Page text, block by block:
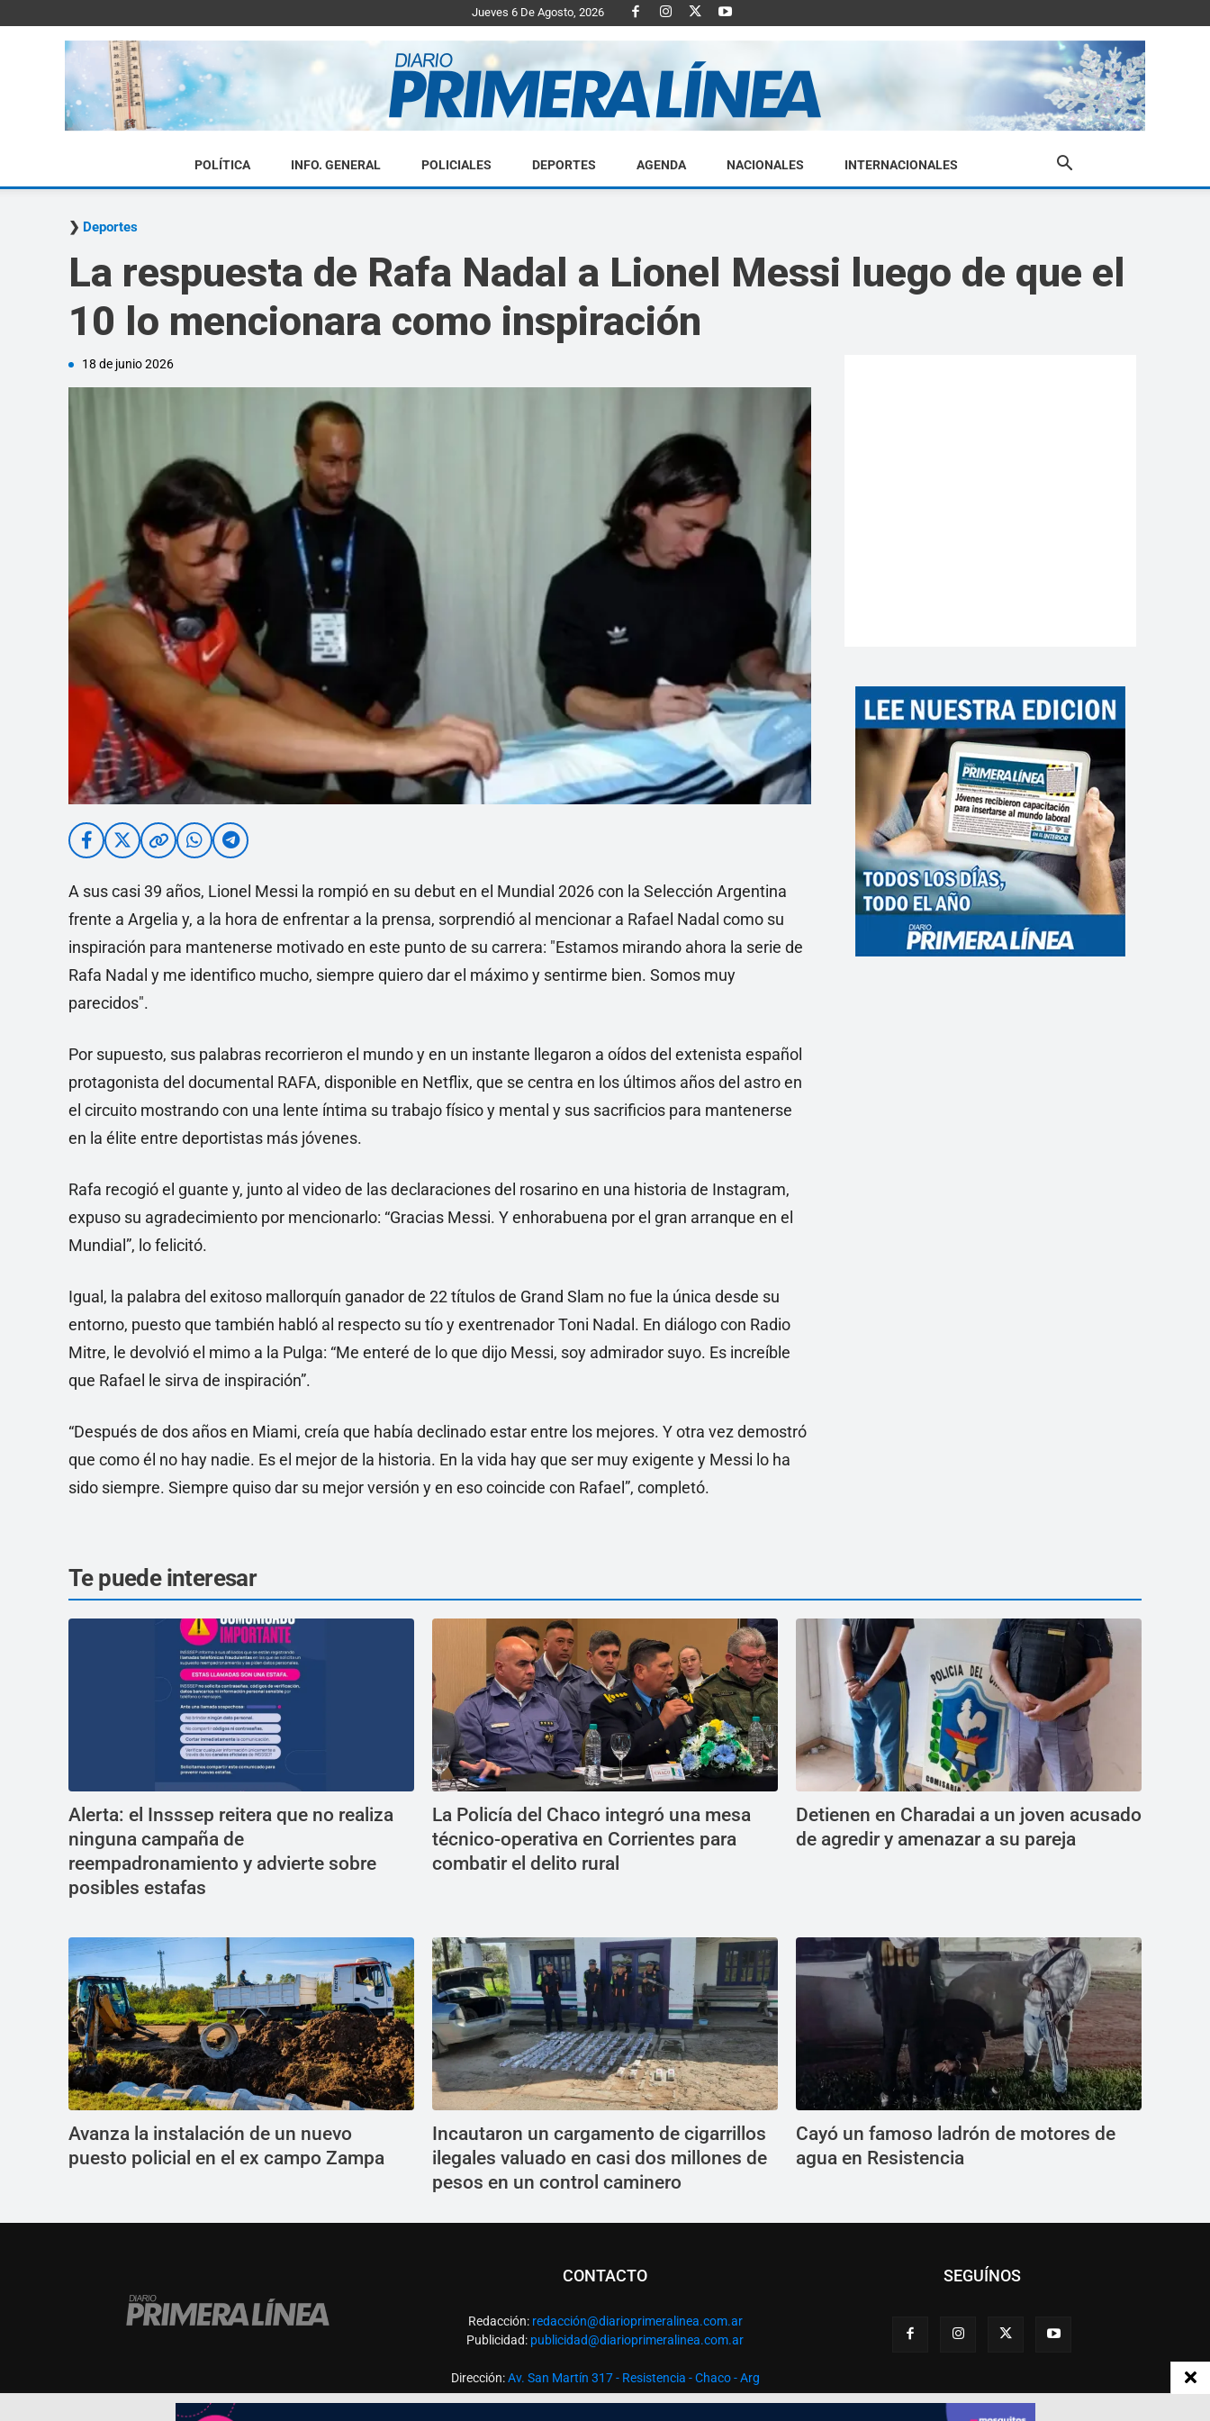
Jueves 6 De Agosto, 2026
Diario
Primera
POLÍTICA INFO. GENERAL POLICIALES DEPORTES AGENDA NACIONALES INTERNACIONALES
Deportes
La respuesta de Rafa Nadal a Lionel Messi luego de que el
10 lo mencionara como inspiración
18 de junio 2026
A sus casi 39 años, Lionel Messi la rompió en su debut en el Mundial 2026 con la Selección Argentina
frente a Argelia y, a la hora de enfrentar a la prensa, sorprendió al mencionar a Rafael Nadal como su
inspiración para mantenerse motivado en este punto de su carrera: "Estamos mirando ahora la serie de
Rafa Nadal y me identifico mucho, siempre quiero dar el máximo y sentirme bien. Somos muy
parecidos".
Por supuesto, sus palabras recorrieron el mundo y en un instante llegaron a oídos del extenista español
protagonista del documental RAFA, disponible en Netflix, que se centra en los últimos años del astro en
el circuito mostrando con una lente íntima su trabajo físico y mental y sus sacrificios para mantenerse
en la élite entre deportistas más jóvenes.
Rafa recogió el guante y, junto al video de las declaraciones del rosarino en una historia de Instagram,
expuso su agradecimiento por mencionarlo: “Gracias Messi. Y enhorabuena por el gran arranque en el
Mundial”, lo felicitó.
Igual, la palabra del exitoso mallorquín ganador de 22 títulos de Grand Slam no fue la única desde su
entorno, puesto que también habló al respecto su tío y exentrenador Toni Nadal. En diálogo con Radio
Mitre, le devolvió el mimo a la Pulga: “Me enteré de lo que dijo Messi, soy admirador suyo. Es increíble
que Rafael le sirva de inspiración”.
“Después de dos años en Miami, creía que había declinado estar entre los mejores. Y otra vez demostró
que como él no hay nadie. Es el mejor de la historia. En la vida hay que ser muy exigente y Messi lo ha
sido siempre. Siempre quiso dar su mejor versión y en eso coincide con Rafael”, completó.
Te puede interesar
Alerta: el Insssep reitera que no realiza
ninguna campaña de
reempadronamiento y advierte sobre
posibles estafas
La Policía del Chaco integró una mesa
técnico-operativa en Corrientes para
combatir el delito rural
Detienen en Charadai a un joven acusado
de agredir y amenazar a su pareja
Avanza la instalación de un nuevo
puesto policial en el ex campo Zampa
Incautaron un cargamento de cigarrillos
ilegales valuado en casi dos millones de
pesos en un control caminero
Cayó un famoso ladrón de motores de
agua en Resistencia
CONTACTO
Redacción: redacción@diarioprimeralinea.com.ar
Publicidad: publicidad@diarioprimeralinea.com.ar
Dirección:Av. San Martín 317 - Resistencia - Chaco - Arg
SEGUÍNOS